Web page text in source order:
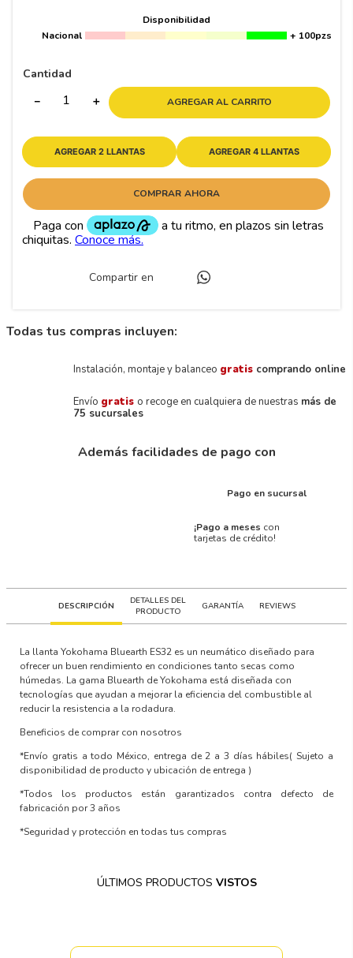
Disponibilidad
Nacional
+ 100pzs
Cantidad
＋
－ AGREGAR AL CARRITO
AGREGAR 2 LLANTAS AGREGAR 4 LLANTAS
COMPRAR AHORA
Compartir en
Todas tus compras incluyen:
Instalación, montaje y balanceo gratis comprando online
Envío gratis o recoge en cualquiera de nuestras más de
75 sucursales
Además facilidades de pago con
Pago en sucursal
¡Pago a meses con
tarjetas de crédito!
DESCRIPCIÓN
DETALLES DEL
PRODUCTO
GARANTÍA REVIEWS
La llanta Yokohama Bluearth ES32 es un neumático diseñado para
ofrecer un buen rendimiento en condiciones tanto secas como
húmedas. La gama Bluearth de Yokohama está diseñada con
tecnologías que ayudan a mejorar la eficiencia del combustible al
reducir la resistencia a la rodadura.
Beneficios de comprar con nosotros
*Envío gratis a todo México, entrega de 2 a 3 días hábiles( Sujeto a
disponibilidad de producto y ubicación de entrega )
*Todos los productos están garantizados contra defecto de
fabricación por 3 años
*Seguridad y protección en todas tus compras
ÚLTIMOS PRODUCTOS VISTOS